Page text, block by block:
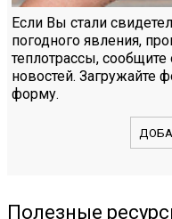
Если Вы стали
погодного явления,
теплотрассы,
новостей. Загружайте
форму.
Полезные